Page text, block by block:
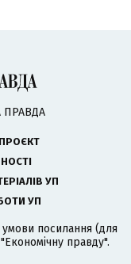
ПРАВДА
УП
УП
посилання (для
правду".